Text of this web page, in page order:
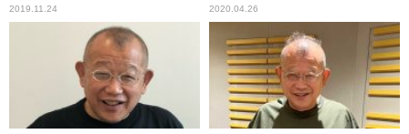
2019.11.24 2020.04.26